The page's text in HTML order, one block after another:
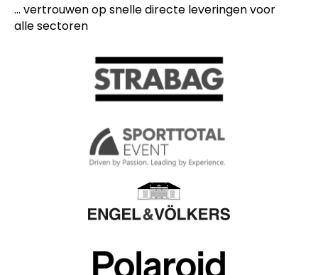
... vertrouwen op snelle directe leveringen voor
alle sectoren